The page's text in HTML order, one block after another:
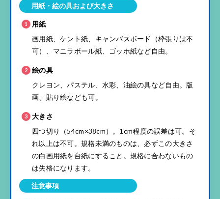
用紙・絵の具および大きさ
用紙
画用紙、ケント紙、キャンバスボード（枠張りは不
可）、マニラボール紙、ゴッホ紙など自由。
絵の具
クレヨン、パステル、水彩、油絵の具など自由。版
画、貼り絵なども可。
大きさ
四つ切り（54cm×38cm）。1cm程度の誤差は可。そ
れ以上は不可。規格未満のものは、必ずこの大きさ
の白画用紙を台紙にすること。規格に合わないもの
は失格になります。
注意事項